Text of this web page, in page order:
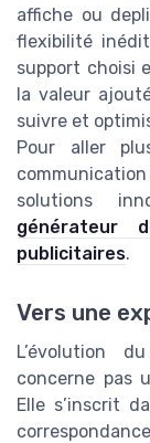
affiche ou
flexibilité
support choisi
la valeur
suivre et
Pour aller
solutions
générateur
publicitaires.
Vers une
L’évolution
concerne pas
Elle s’inscrit